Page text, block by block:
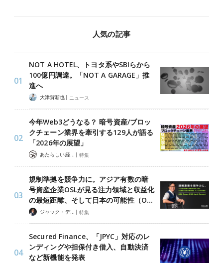
人気の記事
NOT A HOTEL、トヨタ系やSBIらから
100億円調達。「NOT A GARAGE」推
進へ
大津賀新也 | ニュース
今年Web3どうなる？ 暗号資産/ブロッ
クチェーン業界を牽引する129人が語る
「2026年の展望」
あたらしい経済 編集部 | 特集
規制準拠を競争力に。アジア有数の暗
号資産企業OSLが見る注力領域と収益化
の最短距離、そして日本の可能性（O…
ジャック・デロン（Jack Derong） | 特集
Secured Finance、「JPYC」対応のレ
ンディングや担保付き借入、自動決済
など新機能を発表